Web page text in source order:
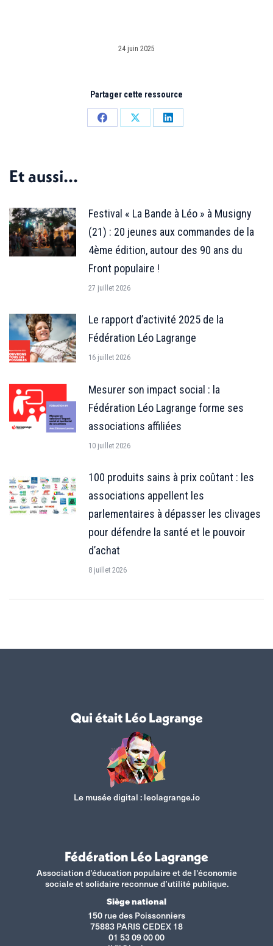
24 juin 2025
Partager cette ressource
PartagerPartagerPartager
Et aussi...
Festival « La Bande à Léo » à Musigny
(21) : 20 jeunes aux commandes de la
4ème édition, autour des 90 ans du
Front populaire !
27 juillet 2026
Le rapport d’activité 2025 de la
Fédération Léo Lagrange
16 juillet 2026
Mesurer son impact social : la
Fédération Léo Lagrange forme ses
associations affiliées
10 juillet 2026
100 produits sains à prix coûtant : les
associations appellent les
parlementaires à dépasser les clivages
pour défendre la santé et le pouvoir
d’achat
8 juillet 2026
Qui était Léo Lagrange
Le musée digital : leolagrange.io
Fédération Léo Lagrange
Association d'éducation populaire et de l'économie
sociale et solidaire reconnue d’utilité publique.
Siège national
150 rue des Poissonniers
75883 PARIS CEDEX 18
01 53 09 00 00